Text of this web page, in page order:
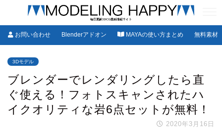
お問い合わせ Blenderアドオン MAYAの使い方まとめ 無料素材
3Dモデル
ブレンダーでレンダリングしたら直
ぐ使える！フォトスキャンされたハ
イクオリティな岩6点セットが無料！
2020年3月16日